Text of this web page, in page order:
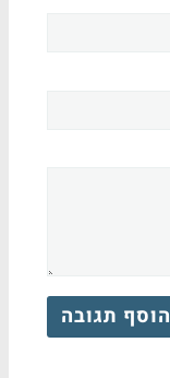
הוסף תגובה